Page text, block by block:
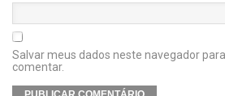
Salvar meus dados neste navegador
comentar.